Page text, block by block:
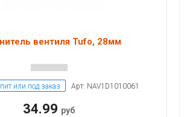
вентиля Tufo, 28мм
или под заказ Арт: NAV1D1010061
34.99 руб